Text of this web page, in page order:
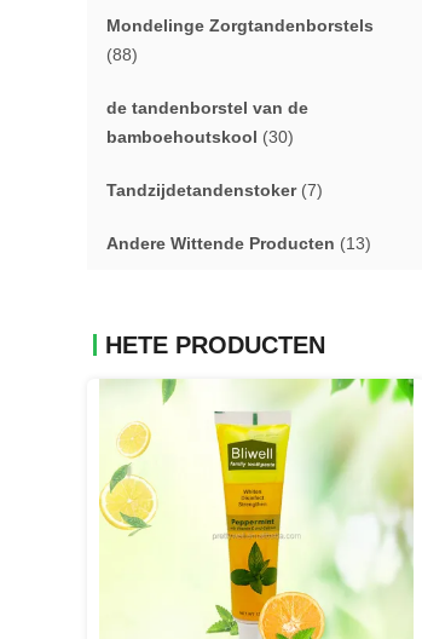
Mondelinge Zorgtandenborstels
(88)
de tandenborstel van de
bamboehoutskool (30)
Tandzijdetandenstoker(7)
Andere Wittende Producten (13)
HETE PRODUCTEN